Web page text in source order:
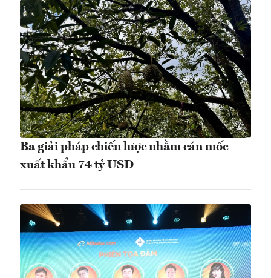
Ba giải pháp chiến lược nhằm cán mốc
xuất khẩu 74 tỷ USD